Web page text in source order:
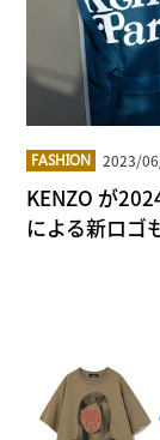
FASHION 2023/
KENZO が
による新ロゴ